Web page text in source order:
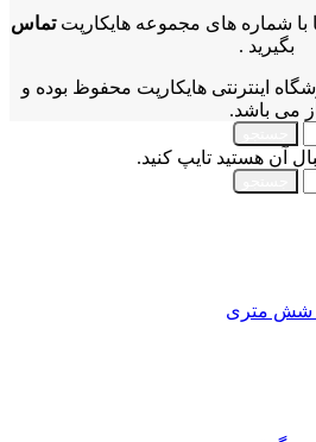
شماره های مجموعه هایکارپتتماس
بگیرید .
اینترنتی هایکارپت محفوظ بوده و
می باشد.
آن هستید تایپ کنید.
شش متری